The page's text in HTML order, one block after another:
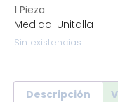
1 Pieza
Medida: Unitalla
Sin existencias
Descripción